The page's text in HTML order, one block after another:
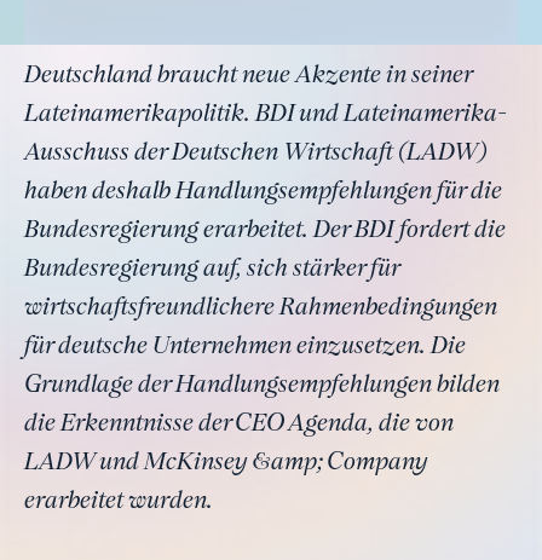
Deutschland braucht neue Akzente in seiner
Lateinamerikapolitik. BDI und Lateinamerika-
Ausschuss der Deutschen Wirtschaft (LADW)
haben deshalb Handlungsempfehlungen für die
Bundesregierung erarbeitet. Der BDI fordert die
Bundesregierung auf, sich stärker für
wirtschaftsfreundlichere Rahmenbedingungen
für deutsche Unternehmen einzusetzen. Die
Grundlage der Handlungsempfehlungen bilden
die Erkenntnisse der CEO Agenda, die von
LADW und McKinsey &amp; Company
erarbeitet wurden.